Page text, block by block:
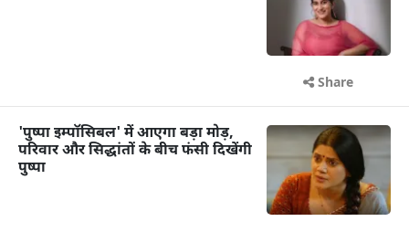
Share
'पुष्पा इम्पॉसिबल' में आएगा बड़ा मोड़,
परिवार और सिद्धांतों के बीच फंसी दिखेंगी
पुष्पा